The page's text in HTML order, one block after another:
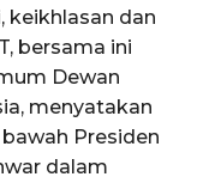
keikhlasan dan
bersama ini
Dewan
menyatakan
Presiden
dalam